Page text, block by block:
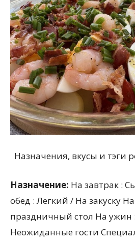
Назначения, вкусы и тэги
Назначение: На завтрак :
обед : Легкий / На закуску
праздничный стол На ужин :
Неожиданные гости